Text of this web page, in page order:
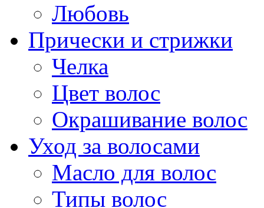
Любовь
Прически и стрижки
Челка
Цвет волос
Окрашивание волос
Уход за волосами
Масло для волос
Типы волос